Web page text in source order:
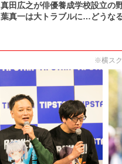
真田広之が俳優養成学校設立の
葉真一は大トラブルに…どうな
※横ス